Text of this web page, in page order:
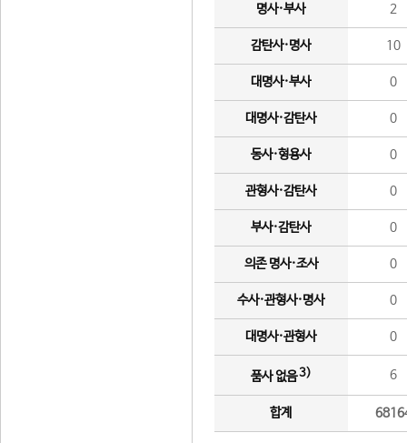
명사·부사 2
감탄사·명사 10
대명사·부사 0
대명사·감탄사 0
동사·형용사 0
관형사·감탄사 0
부사·감탄사 0
의존 명사·조사 0
수사·관형사·명사 0
대명사·관형사 0
품사 없음3) 6
합계